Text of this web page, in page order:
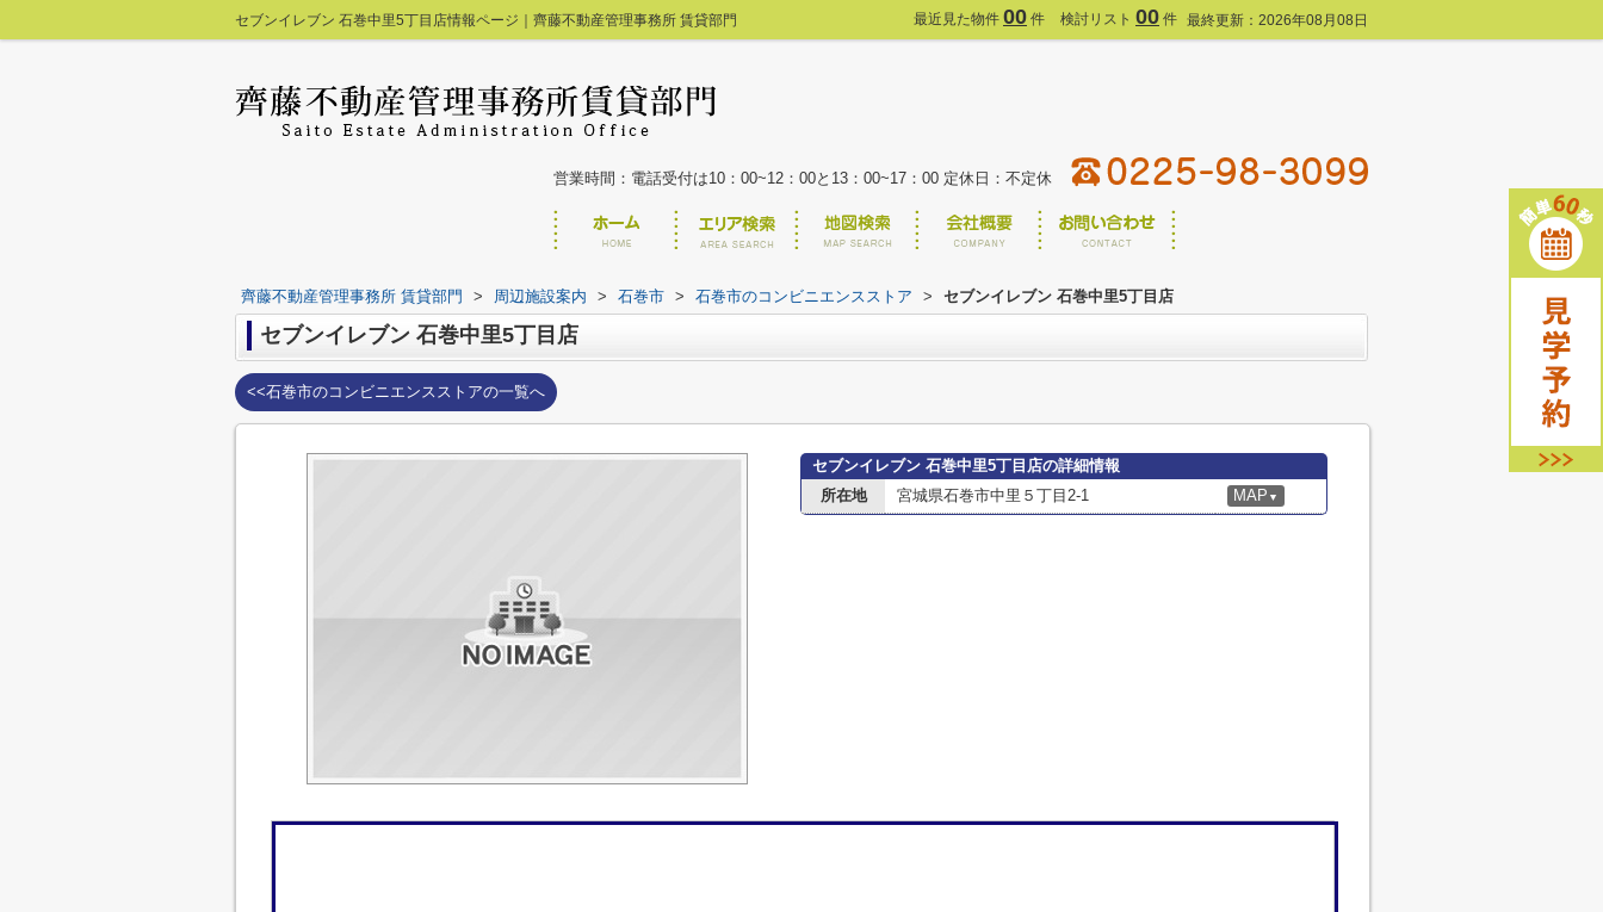
セブンイレブン 石巻中里5丁目店情報ページ｜齊藤不動産管理事務所 賃貸部門 最近見た物件 00 件 検討リスト 00 件 最終更新：2026年08月08日
営業時間：電話受付は10：00~12：00と13：00~17：00 定休日：不定休
齊藤不動産管理事務所 賃貸部門 > 周辺施設案内 > 石巻市 > 石巻市のコンビニエンスストア > セブンイレブン 石巻中里5丁目店
セブンイレブン 石巻中里5丁目店
<<石巻市のコンビニエンスストアの一覧へ
セブンイレブン 石巻中里5丁目店の詳細情報
所在地
宮城県石巻市中里５丁目2-1 MAP ▼